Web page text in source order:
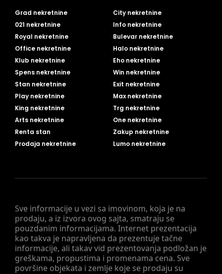
Sve informacije u vezi sa imovinom, koja je na
prodaju, a iz izvora ovog sajta, smatraju se
pouzdanim informacijama. Internet prezentacija
kao takva je napravljena da prezentuje tačne
informacije, ali takav vid prezentovanja podložan je
greškama, propustima i promenama cena. Sve
površine objekata i zemlje koje se prodaju su
Grad nekretnine
City nekretnine
021 nekretnine
Info nekretnine
Royal nekretnine
Bulevar nekretnine
Office nekretnine
Halo nekretnine
Klub nekretnine
Eho nekretnine
Spens nekretnine
Win nekretnine
Stan nekretnine
Exit nekretnine
Play nekretnine
Max nekretnine
King nekretnine
Trg nekretnine
Arts nekretnine
One nekretnine
Renta stan
Zakup nekretnine
Prodaja nekretnine
Lumo nekretnine